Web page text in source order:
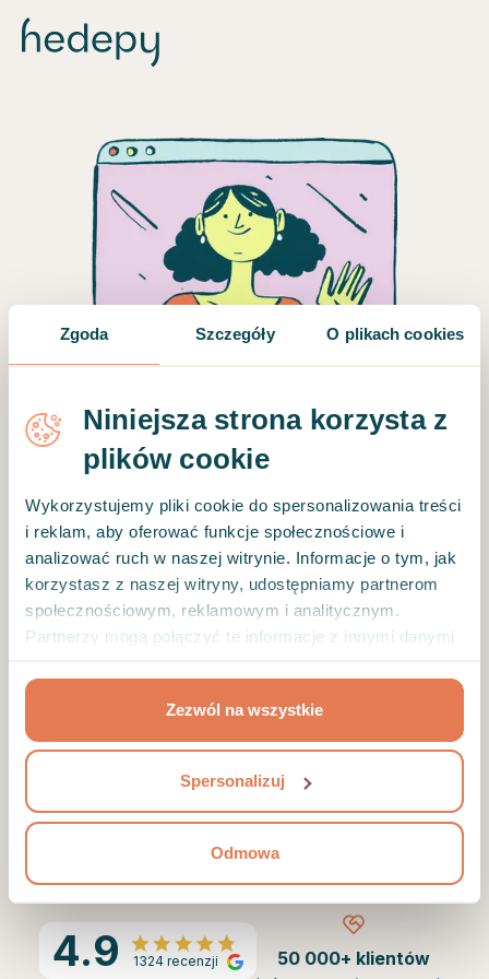
Zgoda Szczegóły O plikach cookies
Niniejsza strona korzysta z
plików cookie
Wykorzystujemy pliki cookie do spersonalizowania treści
i reklam, aby oferować funkcje społecznościowe i
analizować ruch w naszej witrynie. Informacje o tym, jak
korzystasz z naszej witryny, udostępniamy partnerom
społecznościowym, reklamowym i analitycznym.
Partnerzy mogą połączyć te informacje z innymi danymi
korzystania z ich usług.
Zezwól na wszystkie
Spersonalizuj
Odmowa
właściwego specjalistę
ZACZYNAMY (5 MIN)
Zapytamy Cię o Twoje potrzeby i oczekiwania
Dzięki kilku pytaniom lepiej Cię poznamy i
dobierzemy odpowiedniego specjalistę.
poufne.
4.9 1324 recenzji
50 000+ klientów